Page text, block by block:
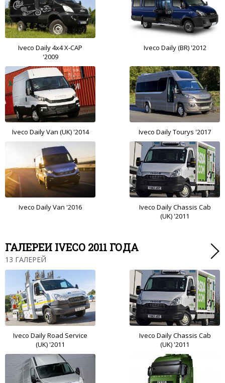
Iveco Daily 4x4 X-CAP
'2009
Iveco Daily (BR) '2012
Iveco Daily Van (UK) '2014 Iveco Daily Tourys '2017
Iveco Daily Van '2016
Iveco Daily Chassis Cab
(UK) '2011
ГАЛЕРЕИ IVECO 2011 ГОДА
13 ГАЛЕРЕЙ
Iveco Daily Road Service
(UK) '2011
Iveco Daily Chassis Cab
(UK) '2011